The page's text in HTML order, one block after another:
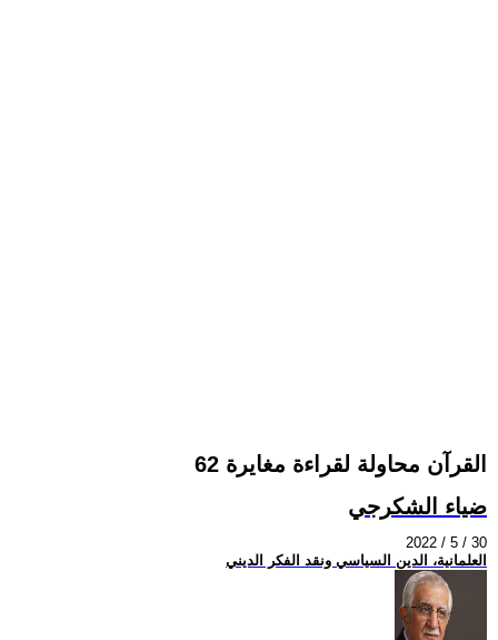
القرآن محاولة لقراءة مغايرة 62
ضياء الشكرجي
2022 / 5 / 30
العلمانية، الدين السياسي ونقد الفكر الديني